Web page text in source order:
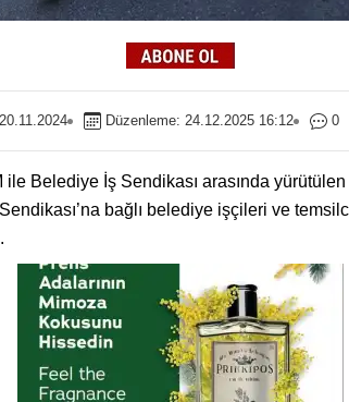
Düzenleme: 24.12.2025 16:12 0
ile Belediye İş Sendikası arasında
bağlı belediye işçileri ve